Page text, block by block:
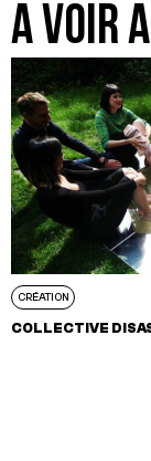
A VOIR
CRÉATION
COLLECTIVE